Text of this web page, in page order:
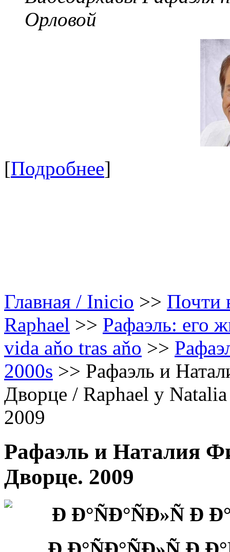
Орловой
[Подробнее]
Главная / Inicio >> Почти
Raphael >> Рафаэль: его
vida aňo tras aňo >>
2000s >> Рафаэль и
Дворце / Raphael y
2009
Рафаэль и Наталия
Дворце. 2009